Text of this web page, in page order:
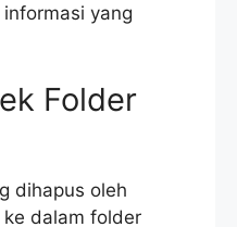
yang
Folder
dihapus oleh
dalam folder